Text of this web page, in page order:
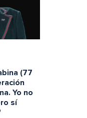
(77
Yo no
sí